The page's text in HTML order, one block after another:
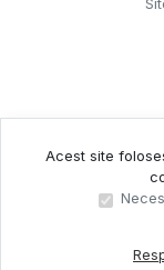
Sună acum
Acest site